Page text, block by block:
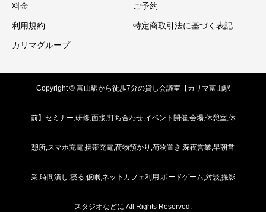
料金 ご予約
利用規約 特定商取引法に基づく表記
カリマグループ
Copyright © 富山駅から徒歩7分の貸し会議室【カリマ富山駅
前】セミナー,研修,面接,打ち合わせ,イベント開催,会場,休憩室,休
憩所,スマホ充電,携帯充電,荷物預かり,荷物置き,深夜営業,早朝営
業,時間潰し,寝る,仮眠,ネットカフェ利用,ボードゲーム,対談,撮影
スタジオなどに All Rights Reserved.